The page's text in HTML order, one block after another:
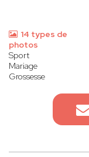
14 types de
photos
Sport
Mariage
Grossesse